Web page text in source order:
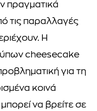
πραγματικά
τις παραλλαγές
Η
cheesecake
για τη
κοινά
να βρείτε σε